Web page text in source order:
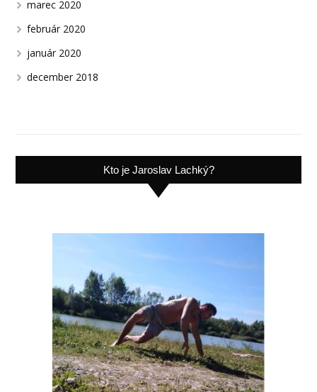
marec 2020
február 2020
január 2020
december 2018
Kto je Jaroslav Lachký?